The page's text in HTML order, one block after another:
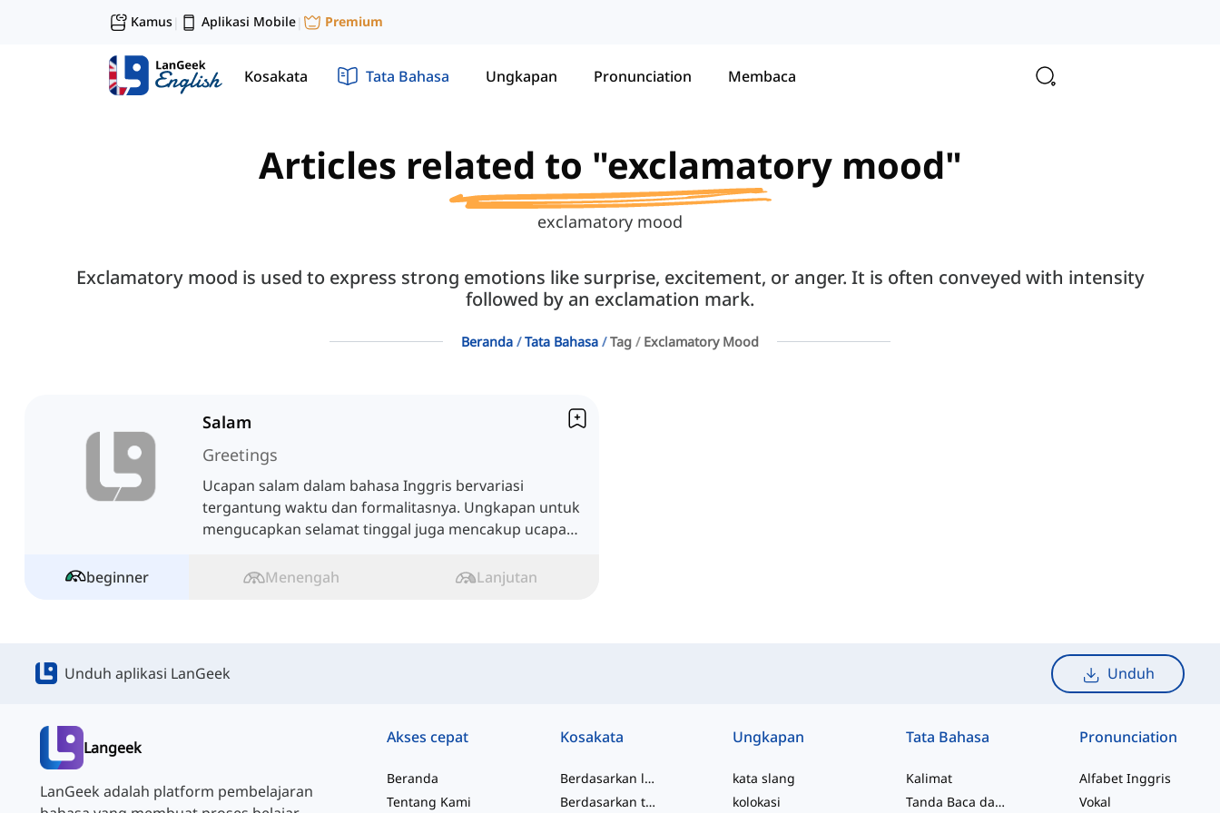
Kamus| Aplikasi Mobile| Premium
Kosakata Tata Bahasa Ungkapan Pronunciation Membaca
Articles related to "exclamatory mood"
exclamatory mood
Exclamatory mood is used to express strong emotions like surprise, excitement, or anger. It is often conveyed with intensity
followed by an exclamation mark.
Beranda Tata Bahasa Tag Exclamatory Mood
Salam
Greetings
Ucapan salam dalam bahasa Inggris bervariasi
tergantung waktu dan formalitasnya. Ungkapan untuk
mengucapkan selamat tinggal juga mencakup ucapan
lebih lanjut.
beginner Menengah Lanjutan
Unduh aplikasi LanGeek Unduh
Langeek
LanGeek adalah platform pembelajaran
Akses cepat
Beranda
Tentang Kami
Kosakata
Berdasarkan level
Berdasarkan topik
Ungkapan
kata slang
kolokasi
Tata Bahasa
Kalimat
Tanda Baca dan Ejaan
Pronunciation
Alfabet Inggris
Vokal